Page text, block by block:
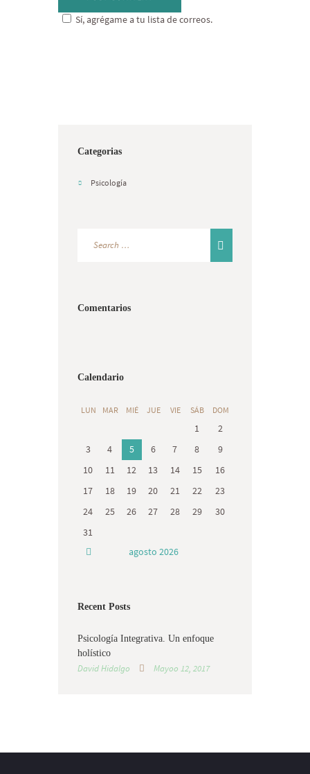
Sí, agrégame a tu lista de correos.
Categorias
Psicología
Comentarios
Calendario
LUN MAR MIÉ JUE VIE SÁB DOM
1
2
3
4 5 6 7 8
9
10
11 12 13 14 15
16
17
18 19 20 21 22
23
24
25 26 27 28 29
30
31
agosto 2026
Recent Posts
Psicología Integrativa. Un enfoque
holístico
David Hidalgo Mayoo 12, 2017